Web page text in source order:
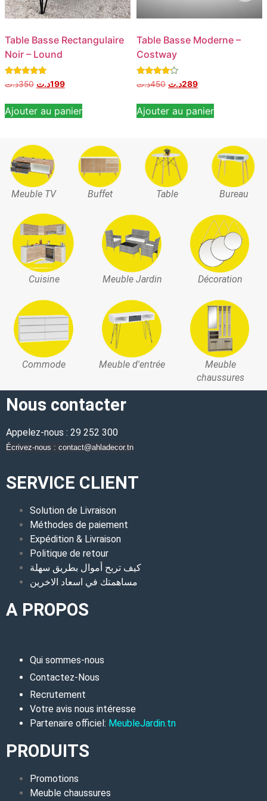
Table Basse Rectangulaire
Noir – Lound
Note
5.00
350د.ت 199د.ت
Ajouter au panier
Table Basse Moderne –
Costway
Note
4.00
450د.ت 289د.ت
Ajouter au panier
Meuble TV Buffet Table Bureau
Cuisine Meuble Jardin Décoration
Commode Meuble d'entrée
Meuble
chaussures
Nous contacter
Appelez-nous : 29 252 300
Écrivez-nous : contact@ahladecor.tn
SERVICE CLIENT
Solution de Livraison
Méthodes de paiement
Expédition & Livraison
Politique de retour
كيف تربح أموال بطريق سهلة
مساهمتك في اسعاد الاخرين
A PROPOS
Qui sommes-nous
Contactez-Nous
Recrutement
Votre avis nous intéresse
Partenaire officiel: MeubleJardin.tn
PRODUITS
Promotions
Meuble chaussures